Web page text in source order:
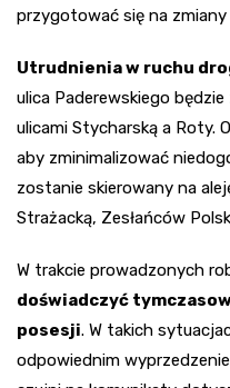
przygotować się na
Utrudnienia w ruchu
ulica Paderewskiego
ulicami Stycharską a Roty.
aby zminimalizować
zostanie skierowany na
Strażacką, Zesłańców
W trakcie prowadzonych
doświadczyć
posesji. W takich
odpowiednim